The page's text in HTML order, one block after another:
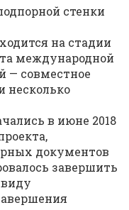
стенки
на стадии
международной
— совместное
несколько
в июне 2018
документов
завершить
виду